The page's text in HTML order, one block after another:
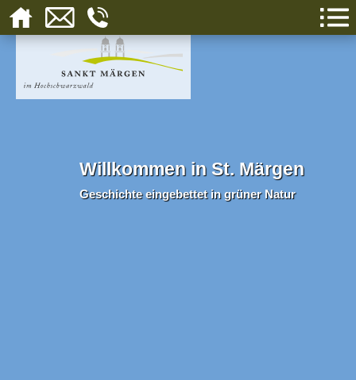
Willkommen in St. Märgen
Geschichte eingebettet in grüner Natur